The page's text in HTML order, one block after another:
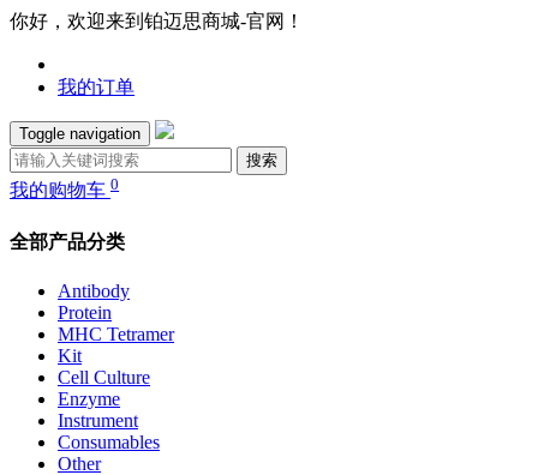
你好，欢迎来到铂迈思商城-官网！
我的订单
Toggle navigation
搜索
我的购物车 0
全部产品分类
Antibody
Protein
MHC Tetramer
Kit
Cell Culture
Enzyme
Instrument
Consumables
Other